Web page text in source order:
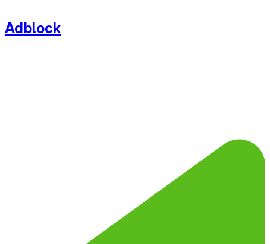
Adblock